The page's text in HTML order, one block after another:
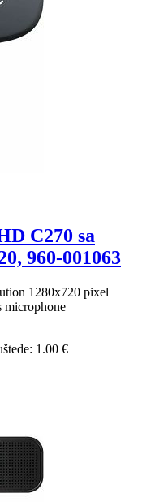
C270 sa
960-001063
1280x720 pixel
microphone
1.00 €